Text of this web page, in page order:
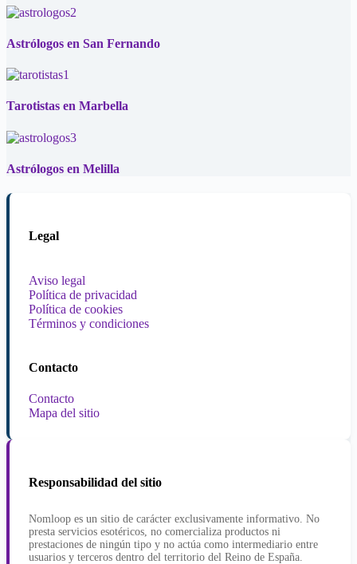
Astrólogos en San Fernando
Tarotistas en Marbella
Astrólogos en Melilla
Legal
Aviso legal
Política de privacidad
Política de cookies
Términos y condiciones
Contacto
Contacto
Mapa del sitio
Responsabilidad del sitio
Nomloop es un sitio de carácter exclusivamente informativo. No
presta servicios esotéricos, no comercializa productos ni
prestaciones de ningún tipo y no actúa como intermediario entre
usuarios y terceros dentro del territorio del Reino de España.